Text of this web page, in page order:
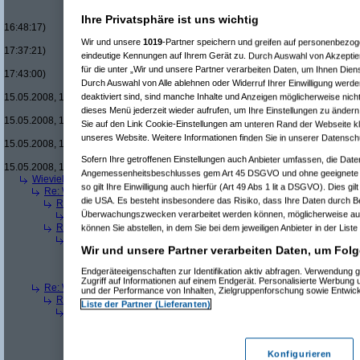
Re(17): Men in Black um
16:48:17)
Re(18): Men in Black
17:37:21)
Re(19): Men in Black
17:43:00)
Re(20): Men in
15.05.2008, 17:46:13)
Re(21): Men in
15.05.2008, 17:49:46)
Re(22): Men
15.05.2008, 18:07:18)
Re(23):
15.05.2008, 18:13:17)
Wieviele blus/hd-dvds habt ihr schon?(bröslam 15.05.2008, 18:06:08)
Re: Wieviele blus/hd-dvds habt ihr schon?( ducducam 15.05.2008,
Re(2): Wieviele blus/hd-dvds habt ihr schon?( brösl am 15.05.2008,
Re(3): Wieviele blus/hd-dvds habt ihr schon?(ducducam
Re(2): Wieviele blus/hd-dvds habt ihr schon?(hackenbush am
Re(4): Wieviele blus/hd-dvds habt ihr schon? (hackenbusham
Re(6): Wieviele blus/hd-dvds habt ihr schon?(
Re: Wieviele blus/hd-dvds habt ihr schon?("without"am 15.05.2008,
Re(2): Wieviele blus/hd-dvds habt ihr schon?
Re(3): Wieviele blus/hd-dvds habt ihr schon?
Re(5): Wieviele blus/hd-dvds habt ihr schon?("without"am
Re(6): Wieviele blus/hd-dvds habt ihr schon?
ducduc
Ihre Privatsphäre ist uns wichtig
Wir und unsere 1019-Partner speichern und greifen auf
eindeutige Kennungen auf Ihrem Gerät zu. Durch Auswahl von
für die unter „Wir und unsere Partner verarbeiten Daten, um Ihnen
Durch Auswahl von Alle ablehnen oder Widerruf Ihrer Einwilligung
deaktiviert sind, sind manche Inhalte und Anzeigen möglicherweise
dieses Menü jederzeit wieder aufrufen, um Ihre Einstellungen zu
Sie auf den Link Cookie-Einstellungen am unteren Rand der Webseite
unseres Website. Weitere Informationen finden Sie in unserer
Sofern Ihre getroffenen Einstellungen auch Anbieter umfassen, die
Angemessenheitsbeschlusses gem Art 45 DSGVO und ohne
so gilt Ihre Einwilligung auch hierfür (Art 49 Abs 1 lit a DSGVO). Dies
die USA. Es besteht insbesondere das Risiko, dass Ihre Daten durch
Überwachungszwecken verarbeitet werden können, möglicherweise
können Sie abstellen, in dem Sie bei dem jeweiligen Anbieter in der
Wir und unsere Partner verarbeiten Daten, um
Endgeräteeigenschaften zur Identifikation aktiv abfragen. Verwendung
Zugriff auf Informationen auf einem Endgerät. Personalisierte Werbung
und der Performance von Inhalten, Zielgruppenforschung sowie
Liste der Partner (Lieferanten)
Konfigurieren